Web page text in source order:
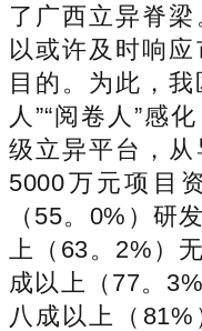
了广西立异脊
以或许及时响
目的。为此，我
人”“阅卷人”感
级立异平台，
5000万元项目
（55。0%）研
上（63。2%）
成以上（77。
八成以上（